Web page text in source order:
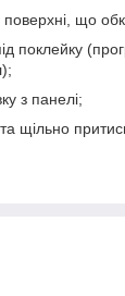
поверхні, що
поклейку
з панелі;
щільно